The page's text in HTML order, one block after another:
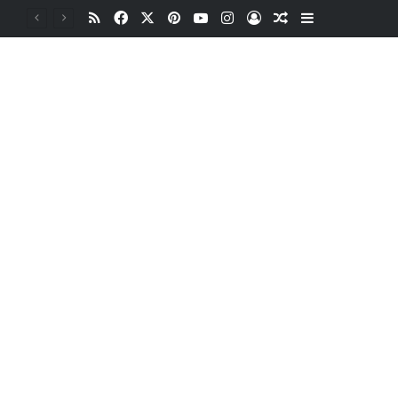
RSSFacebookPinterestYouTubeInstagramOturum aç
Rastgele Makale
Kenar